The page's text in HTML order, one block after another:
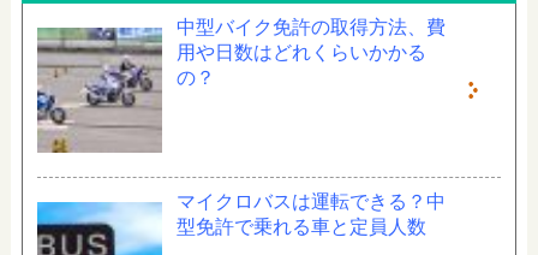
中型バイク免許の取得方法、費
用や日数はどれくらいかかる
の？
マイクロバスは運転できる？中
型免許で乗れる車と定員人数